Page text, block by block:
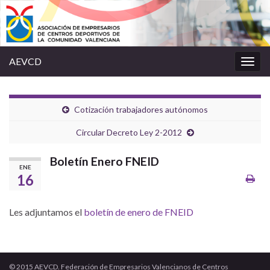
la
AEVCD
Cotización trabajadores autónomos
Circular Decreto Ley 2-2012
ENE
16
Boletín Enero FNEID
Les adjuntamos el boletín de enero de FNEID
© 2015 AEVCD. Federación de Empresarios Valencianos de Centros